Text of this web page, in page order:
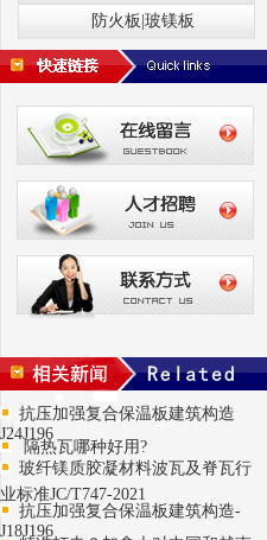
防火板|玻镁板
抗压加强复合保温板建筑构造
J24J196
隔热瓦哪种好用?
玻纤镁质胶凝材料波瓦及脊瓦行
业标准JC/T747-2021
抗压加强复合保温板建筑构造-
J18J196